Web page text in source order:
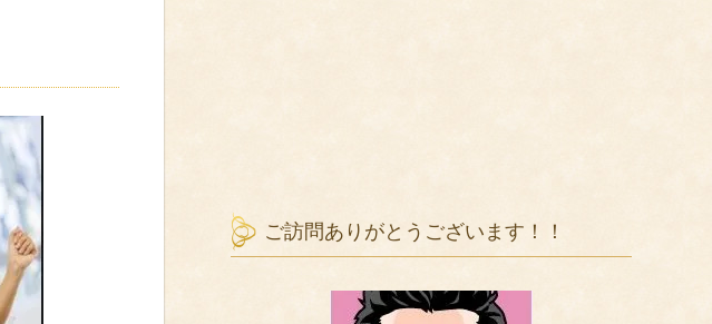
ご訪問ありがとうございます！！